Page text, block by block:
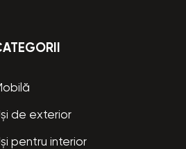
de exterior
pentru interior